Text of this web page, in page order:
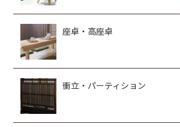
座卓・高座卓
衝立・パーティション